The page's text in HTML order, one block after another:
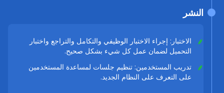
الاختبار: إجراء الاختبار الوظيفي والتكامل والتراجع واختبار
التحميل لضمان عمل كل شيء بشكل صحيح.
تدريب المستخدمين: تنظيم جلسات لمساعدة المستخدمين
على التعرف على النظام الجديد.
النشر